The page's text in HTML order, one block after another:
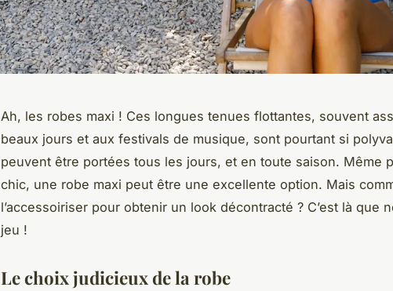
Ah, les robes maxi ! Ces longues tenues flottantes, souvent
beaux jours et aux festivals de musique, sont pourtant si
peuvent être portées tous les jours, et en toute saison. Même
chic, une robe maxi peut être une excellente option. Mais
l’accessoiriser pour obtenir un look décontracté ? C’est là que
jeu !
Le choix judicieux de la robe